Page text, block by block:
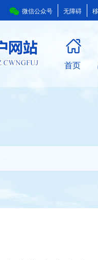
微信公众号 无障碍
首页